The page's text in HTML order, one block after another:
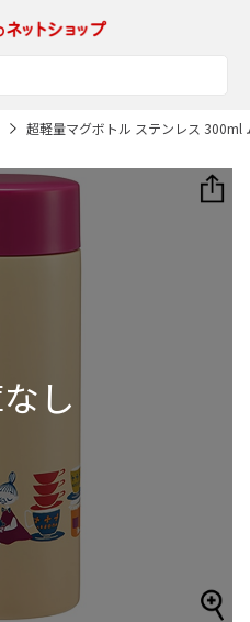
超軽量マグボトル ステンレス 300ml